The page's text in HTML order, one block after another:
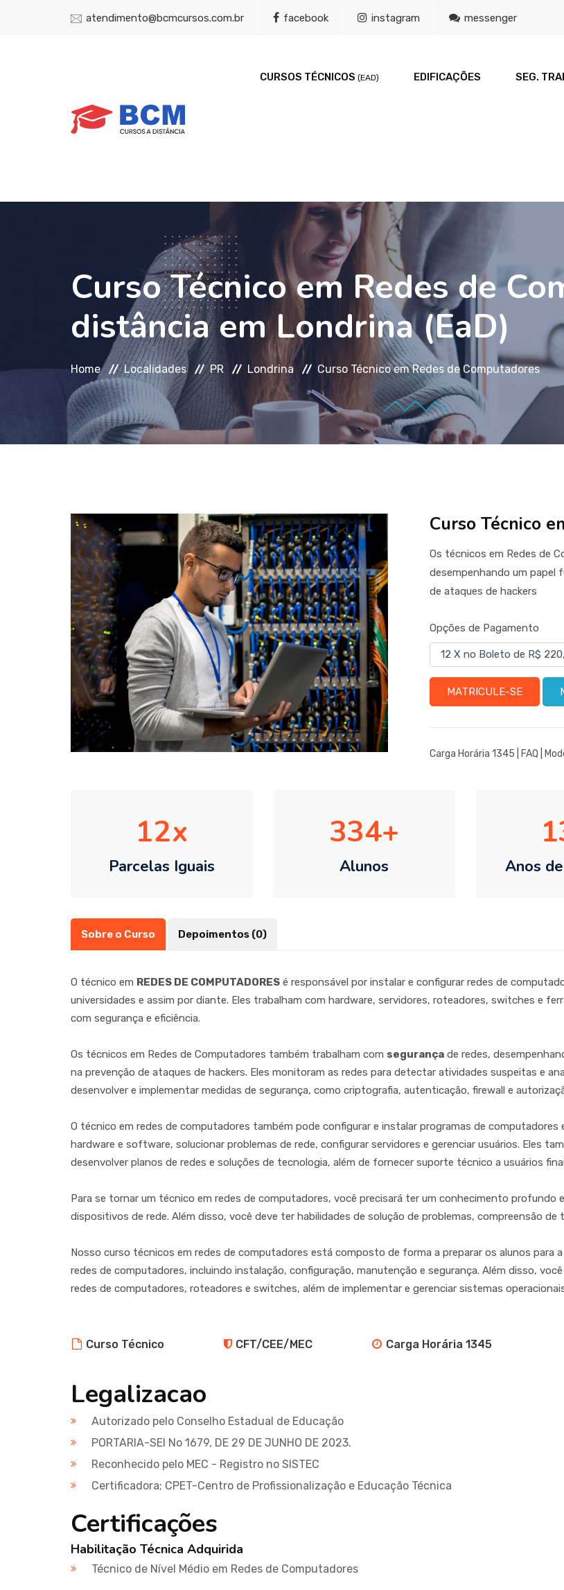
atendimento@bcmcursos.com.br facebook instagram messenger
CURSOS TÉCNICOS (EAD) EDIFICAÇÕES SEG.
Curso Técnico em Redes de
distância em Londrina (EaD)
Home Localidades PR Londrina Curso Técnico em Redes de Computadores
Curso Técnico
Os técnicos em Redes de
desempenhando um papel
de ataques de hackers
Opções de Pagamento
MATRICULE-SE
Carga Horária 1345 | FAQ
12
Parcelas Iguais
334
Alunos Anos
Sobre o Curso Depoimentos (0)
O técnico em REDES DE COMPUTADORES é responsável por instalar e configurar redes de
universidades e assim por diante. Eles trabalham com hardware, servidores, roteadores, switches e
com segurança e eficiência.
Os técnicos em Redes de Computadores também trabalham com segurança de redes,
na prevenção de ataques de hackers. Eles monitoram as redes para detectar atividades suspeitas e
desenvolver e implementar medidas de segurança, como criptografia, autenticação, firewall e
O técnico em redes de computadores também pode configurar e instalar programas de
hardware e software, solucionar problemas de rede, configurar servidores e gerenciar usuários. Eles
desenvolver planos de redes e soluções de tecnologia, além de fornecer suporte técnico a usuários
Para se tornar um técnico em redes de computadores, você precisará ter um conhecimento profundo
dispositivos de rede. Além disso, você deve ter habilidades de solução de problemas, compreensão
Nosso curso técnicos em redes de computadores está composto de forma a preparar os alunos para
redes de computadores, incluindo instalação, configuração, manutenção e segurança. Além disso,
redes de computadores, roteadores e switches, além de implementar e gerenciar sistemas
Curso Técnico CFT/CEE/MEC Carga Horária 1345
Legalizacao
Autorizado pelo Conselho Estadual de Educação
PORTARIA-SEI No 1679, DE 29 DE JUNHO DE 2023.
Reconhecido pelo MEC - Registro no SISTEC
Certificadora; CPET-Centro de Profissionalização e Educação Técnica
Certificações
Habilitação Técnica Adquirida
Técnico de Nível Médio em Redes de Computadores